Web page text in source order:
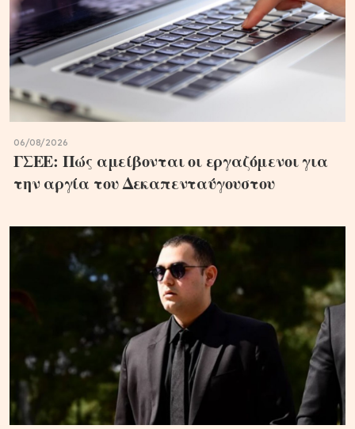
06/08/2026
ΓΣΕΕ: Πώς αμείβονται οι εργαζόμενοι για
την αργία του Δεκαπενταύγουστου